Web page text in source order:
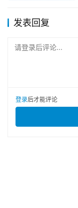
发表回复
请登录后评论...
登录后才能评论